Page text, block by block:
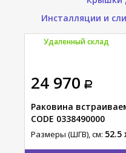
Инсталляции и
24 970
Раковина
CODE 0338490000
Размеры (ШГВ), см: 52.5
Удаленный склад